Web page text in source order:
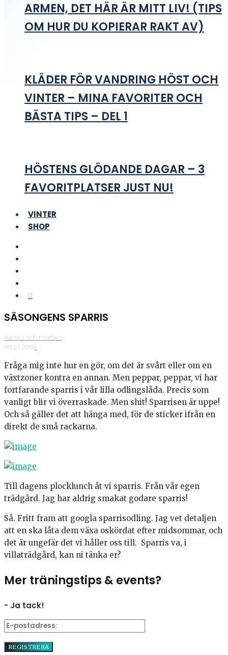
ARMEN, DET HÄR ÄR MITT LIV! (TIPS
OM HUR DU KOPIERAR RAKT AV)
KLÄDER FÖR VANDRING HÖST OCH
VINTER – MINA FAVORITER OCH
BÄSTA TIPS – DEL 1
HÖSTENS GLÖDANDE DAGAR – 3
FAVORITPLATSER JUST NU!
VINTER
SHOP
0
SÄSONGENS SPARRIS
Recept och mattips
·maj 1, 2015·0
Fråga mig inte hur en gör, om det är svårt eller om en
växtzoner kontra en annan. Men peppar, peppar, vi har
fortfarande sparris i vår lilla odlingslåda. Precis som
vanligt blir vi överraskade. Men shit! Sparrisen är uppe!
Och så gäller det att hänga med, för de sticker ifrån en
direkt de små rackarna.
Till dagens plocklunch åt vi sparris. Från vår egen
trädgård. Jag har aldrig smakat godare sparris!
Så. Fritt fram att googla sparrisodling. Jag vet detaljen
att en ska låta dem växa oskördat efter midsommar, och
det är ungefär det vi håller oss till. Sparris va, i
villaträdgård, kan ni tänka er?
Mer träningstips & events?
- Ja tack!